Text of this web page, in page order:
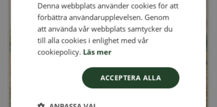
FINNISH
DANISH
Denna webbplats använder cookies för att
förbättra användarupplevelsen. Genom
att använda vår webbplats samtycker du
till alla cookies i enlighet med vår
cookiepolicy. Läs mer
ACCEPTERA ALLA